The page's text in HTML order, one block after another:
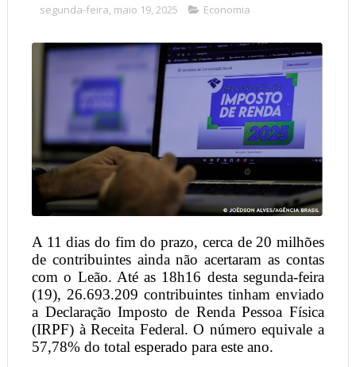
segunda-feira, maio 19, 2025 Economia
A 11 dias do fim do prazo, cerca de 20 milhões
de contribuintes ainda não acertaram as contas
com o Leão. Até as 18h16 desta segunda-feira
(19), 26.693.209 contribuintes tinham enviado
a Declaração Imposto de Renda Pessoa Física
(IRPF) à Receita Federal. O número equivale a
57,78% do total esperado para este ano.